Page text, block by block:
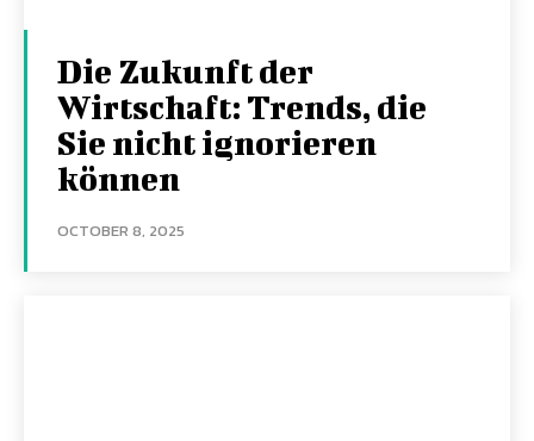
Die Zukunft der
Wirtschaft: Trends, die
Sie nicht ignorieren
können
OCTOBER 8, 2025